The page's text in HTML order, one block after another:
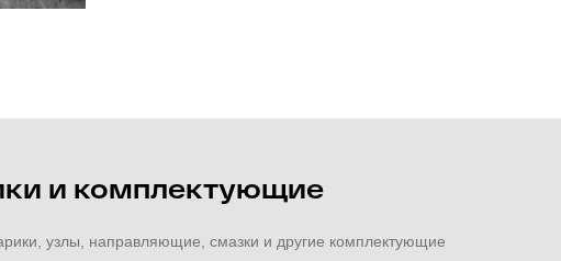
и комплектующие
узлы, направляющие, смазки и другие комплектующие